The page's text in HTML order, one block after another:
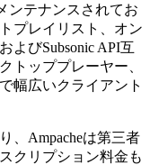
ンテナンスされてお
プレイリスト、オン
よびSubsonic API互
トッププレーヤー、
幅広いクライアント
、Ampacheは第三者
クリプション料金も